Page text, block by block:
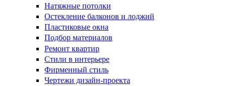
Натяжные потолки
Остекление балконов и лоджий
Пластиковые окна
Подбор материалов
Ремонт квартир
Стили в интерьере
Фирменный стиль
Чертежи дизайн-проекта